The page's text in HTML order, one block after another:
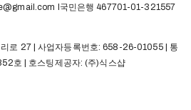
l국민은행 467701-01-321557
로 27 | 사업자등록번호:658-26-01055| 통
호 | 호스팅제공자: (주)식스샵